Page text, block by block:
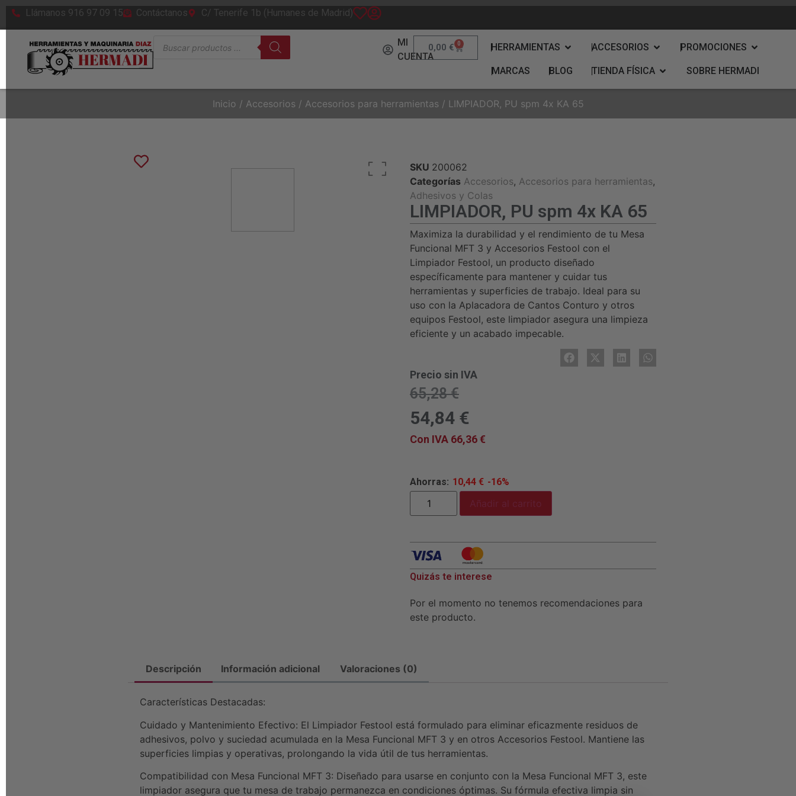
Llámanos 916 97 09 15 Contáctanos C/ Tenerife 1b (Humanes de Madrid)
MI
CUENTA
0,00 € 0 HERRAMIENTAS ACCESORIOS PROMOCIONES
MARCAS BLOG TIENDA FÍSICA SOBRE HERMADI
Inicio / Accesorios / Accesorios para herramientas / LIMPIADOR, PU spm 4x KA 65
SKU 200062
Categorías Accesorios, Accesorios para herramientas,
Adhesivos y Colas
LIMPIADOR, PU spm 4x KA 65
Maximiza la durabilidad y el rendimiento de tu Mesa
Funcional MFT 3 y Accesorios Festool con el
Limpiador Festool, un producto diseñado
específicamente para mantener y cuidar tus
herramientas y superficies de trabajo. Ideal para su
uso con la Aplacadora de Cantos Conturo y otros
equipos Festool, este limpiador asegura una limpieza
eficiente y un acabado impecable.
Precio sin IVA
65,28€
54,84 €
Con IVA 66,36€
Ahorras: 10,44 € -16%
Añadir al carrito
Quizás te interese
Por el momento no tenemos recomendaciones para
este producto.
Descripción Información adicional Valoraciones (0)
Características Destacadas:
Cuidado y Mantenimiento Efectivo: El Limpiador Festool está formulado para eliminar eficazmente residuos de
adhesivos, polvo y suciedad acumulada en la Mesa Funcional MFT 3 y en otros Accesorios Festool. Mantiene las
superficies limpias y operativas, prolongando la vida útil de tus herramientas.
Compatibilidad con Mesa Funcional MFT 3: Diseñado para usarse en conjunto con la Mesa Funcional MFT 3, este
limpiador asegura que tu mesa de trabajo permanezca en condiciones óptimas. Su fórmula efectiva limpia sin